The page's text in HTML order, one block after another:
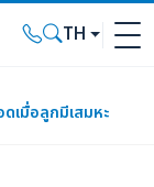
TH
ดเมื่อลูกมีเสมหะ